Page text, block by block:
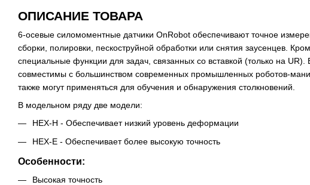
ОПИСАНИЕ ТОВАРА
6-осевые силомоментные датчики OnRobot обеспечивают точное
сборки, полировки, пескоструйной обработки или снятия заусенцев.
специальные функции для задач, связанных со вставкой (только на
совместимы с большинством современных промышленных роботов-
также могут применяться для обучения и обнаружения столкновений.
В модельном ряду две модели:
HEX-H - Обеспечивает низкий уровень деформации
HEX-E - Обеспечивает более высокую точность
Особенности:
Высокая точность